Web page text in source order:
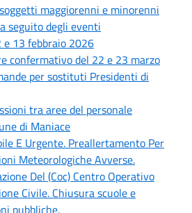
maggiorenni e minorenni
seguito degli eventi
13 febbraio 2026
confermativo del 22 e 23 marzo
per sostituti Presidenti di
tra aree del personale
di Maniace
E Urgente. Preallertamento Per
Meteorologiche Avverse.
Del (Coc) Centro Operativo
Civile. Chiusura scuole e
pubbliche.